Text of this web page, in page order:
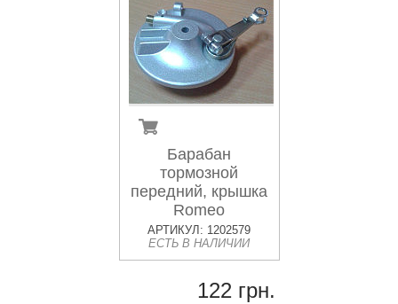
Барабан
тормозной
передний, крышка
Romeo
АРТИКУЛ: 1202579
ЕСТЬ В НАЛИЧИИ
122 грн.